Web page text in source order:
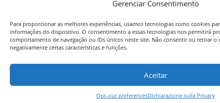
Gerenciar Consentimento
Para proporcionar as melhores experiências, usamos tecnologias como cookies
informações do dispositivo. O consentimento a essas tecnologias nos permitirá
comportamento de navegação ou IDs únicos neste site. Não consentir ou retirar
negativamente certas características e funções.
Aceitar
Opt-out preferencesDichiarazione sulla Privacy